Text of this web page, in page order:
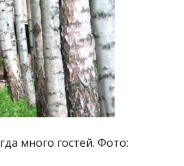
много гостей. Фото: